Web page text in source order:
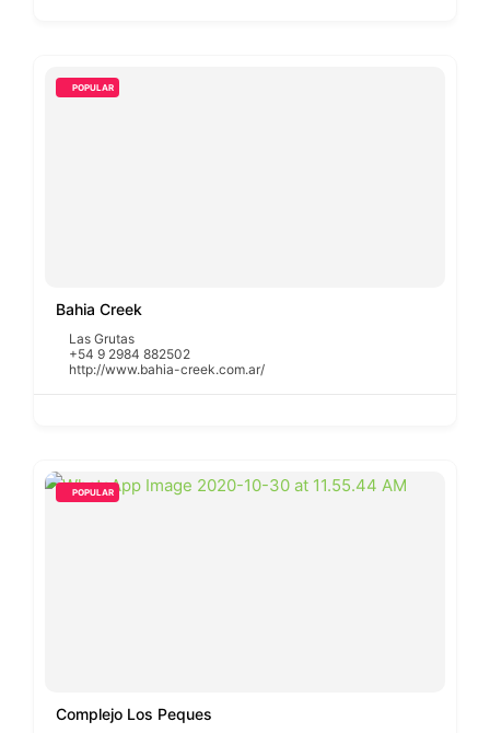
POPULAR
Bahia Creek
Las Grutas
+54 9 2984 882502
http://www.bahia-creek.com.ar/
POPULAR
Complejo Los Peques